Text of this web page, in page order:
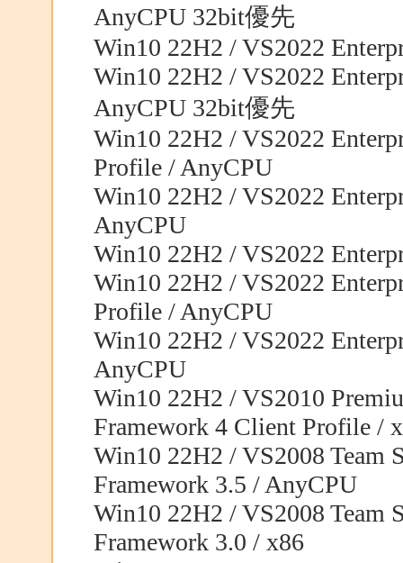
AnyCPU 32bit優先
Win10 22H2 / VS2022
Win10 22H2 / VS2022
AnyCPU 32bit優先
Win10 22H2 / VS2022
Profile / AnyCPU
Win10 22H2 / VS2022
AnyCPU
Win10 22H2 / VS2022
Win10 22H2 / VS2022
Profile / AnyCPU
Win10 22H2 / VS2022
AnyCPU
Win10 22H2 / VS2010
Framework 4 Client Profile /
Win10 22H2 / VS2008 Team
Framework 3.5 / AnyCPU
Win10 22H2 / VS2008 Team
Framework 3.0 / x86